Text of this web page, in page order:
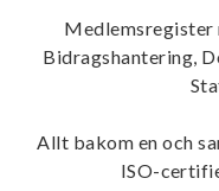
Bidragshantering,
Allt bakom en och
ISO-